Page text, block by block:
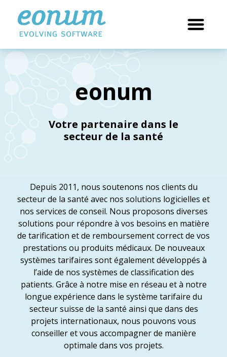
eonum
Votre partenaire dans le
secteur de la santé
Depuis 2011, nous soutenons nos clients du
secteur de la santé avec nos solutions logicielles et
nos services de conseil. Nous proposons diverses
solutions pour répondre à vos besoins en matière
de tarification et de remboursement correct de vos
prestations ou produits médicaux. De nouveaux
systèmes tarifaires sont également développés à
l’aide de nos systèmes de classification des
patients. Grâce à notre mise en réseau et à notre
longue expérience dans le système tarifaire du
secteur suisse de la santé ainsi que dans des
projets internationaux, nous pouvons vous
conseiller et vous accompagner de manière
optimale dans vos projets.